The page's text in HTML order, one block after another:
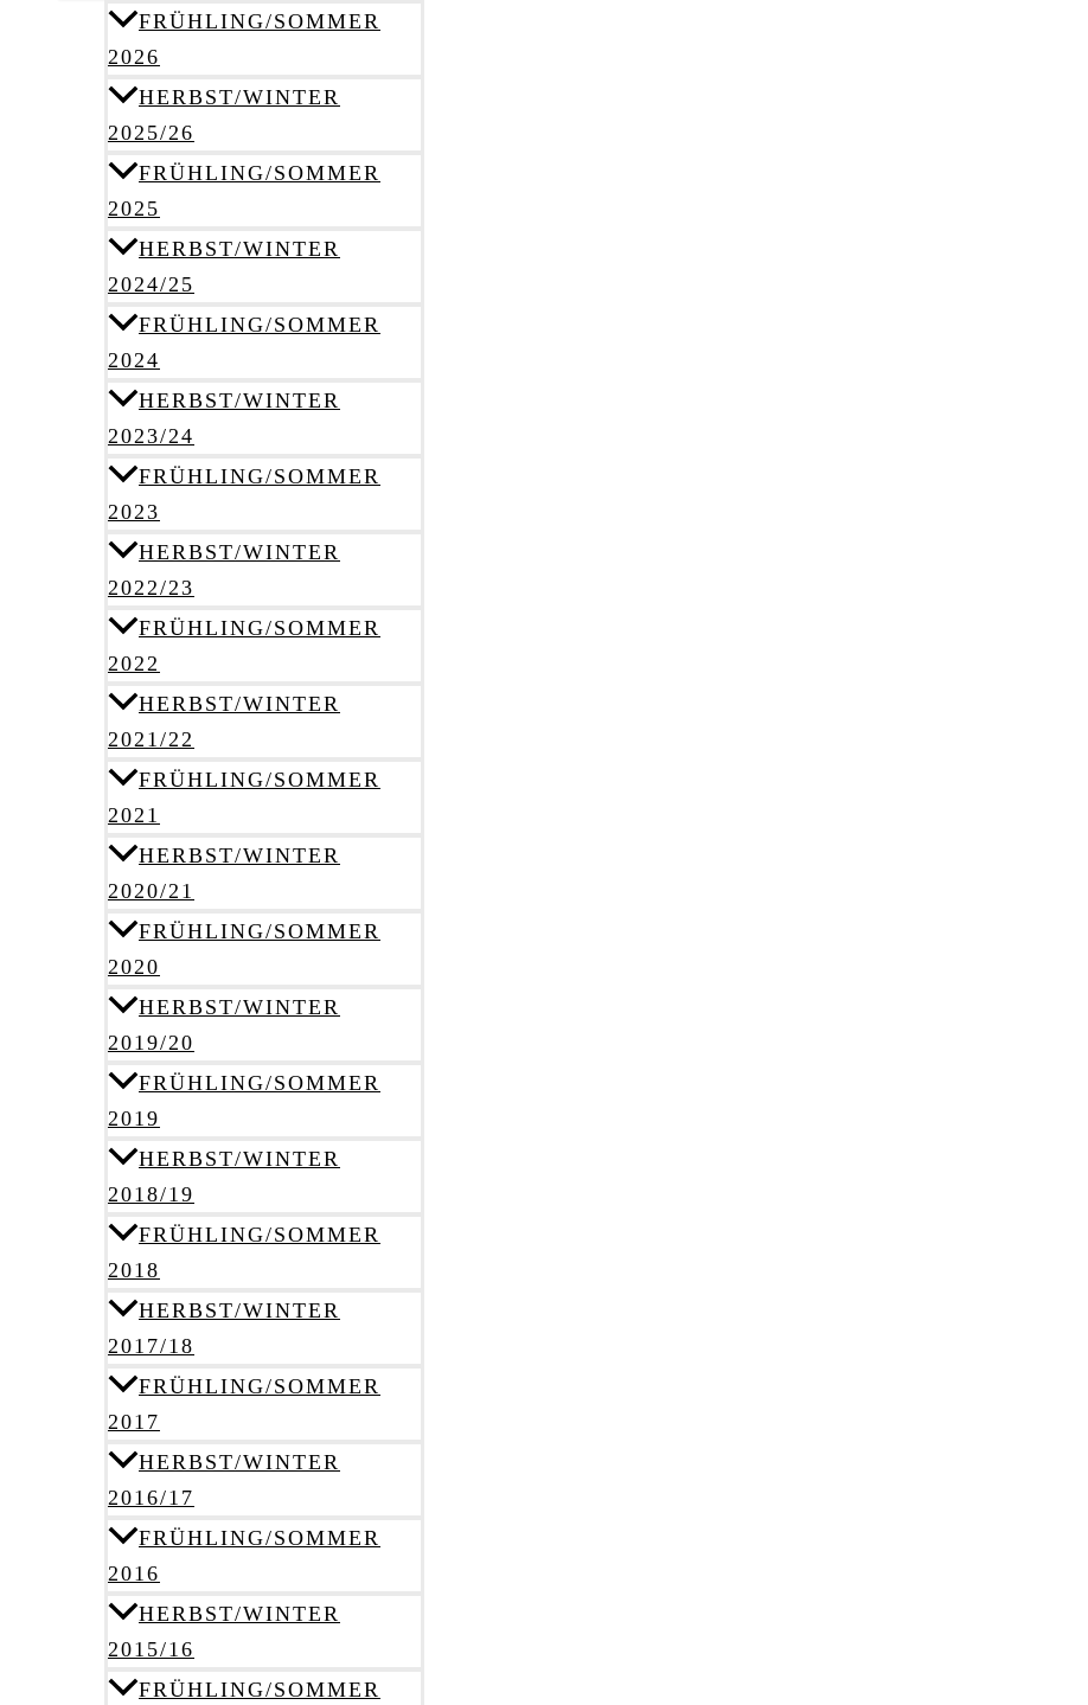
FRÜHLING/SOMMER
2026
HERBST/WINTER
2025/26
FRÜHLING/SOMMER
2025
HERBST/WINTER
2024/25
FRÜHLING/SOMMER
2024
HERBST/WINTER
2023/24
FRÜHLING/SOMMER
2023
HERBST/WINTER
2022/23
FRÜHLING/SOMMER
2022
HERBST/WINTER
2021/22
FRÜHLING/SOMMER
2021
HERBST/WINTER
2020/21
FRÜHLING/SOMMER
2020
HERBST/WINTER
2019/20
FRÜHLING/SOMMER
2019
HERBST/WINTER
2018/19
FRÜHLING/SOMMER
2018
HERBST/WINTER
2017/18
FRÜHLING/SOMMER
2017
HERBST/WINTER
2016/17
FRÜHLING/SOMMER
2016
HERBST/WINTER
2015/16
FRÜHLING/SOMMER